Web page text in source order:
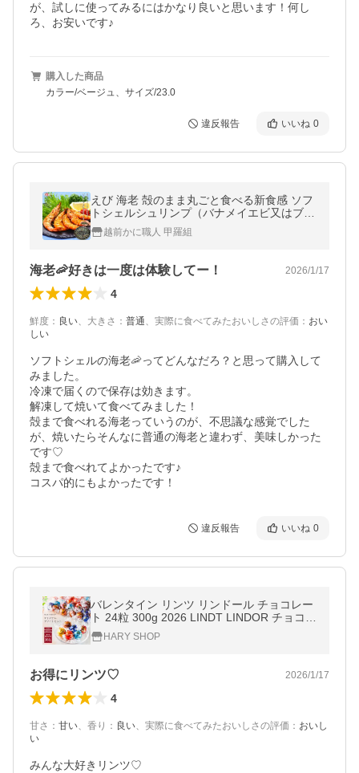
が、試しに使ってみるにはかなり良いと思います！何し
ろ、お安いです♪
購入した商品
カラー/ベージュ、サイズ/23.0
違反報告 いいね 0
えび 海老 殻のまま丸ごと食べる新食感 ソフ
トシェルシュリンプ（バナメイエビ又はブラ
ックタイガー）希少な大型サイズ500g/20〜
25尾 FF 爆買
越前かに職人 甲羅組
海老🦐好きは一度は体験してー！ 2026/1/17
4
鮮度 ： 良い、 大きさ ： 普通、 実際に食べてみたおいしさの評価 ： おい
しい
ソフトシェルの海老🦐ってどんなだろ？と思って購入して
みました。
冷凍で届くので保存は効きます。
解凍して焼いて食べてみました！
殻まで食べれる海老っていうのが、不思議な感覚でした
が、焼いたらそんなに普通の海老と違わず、美味しかった
です♡
殻まで食べれてよかったです♪
コスパ的にもよかったです！
違反報告 いいね 0
バレンタイン リンツ リンドール チョコレー
ト 24粒 300g 2026 LINDT LINDOR チョコ
義理チョコ 本命 ギフト 高級
HARY SHOP
お得にリンツ♡ 2026/1/17
4
甘さ ： 甘い、 香り ： 良い、 実際に食べてみたおいしさの評価 ： おいし
い
みんな大好きリンツ♡